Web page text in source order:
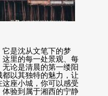
它是沈从文笔下的梦
里的每一处景观、每
论是清晨的第一缕阳
以其独特的魅力，让
座小城，你可以感受
验到属于湘西的宁静